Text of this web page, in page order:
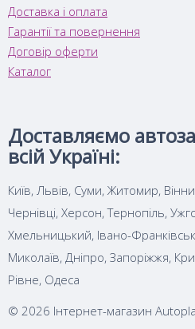
Доставка і оплата
Гарантії та повернення
Договір оферти
Каталог
Доставляємо
всій Україні:
Київ, Львів, Суми, Житомир,
Чернівці, Херсон, Тернопіль,
Хмельницький, Івано-
Миколаїв, Дніпро, Запоріжжя,
Рівне, Одеса
© 2026 Інтернет-магазин